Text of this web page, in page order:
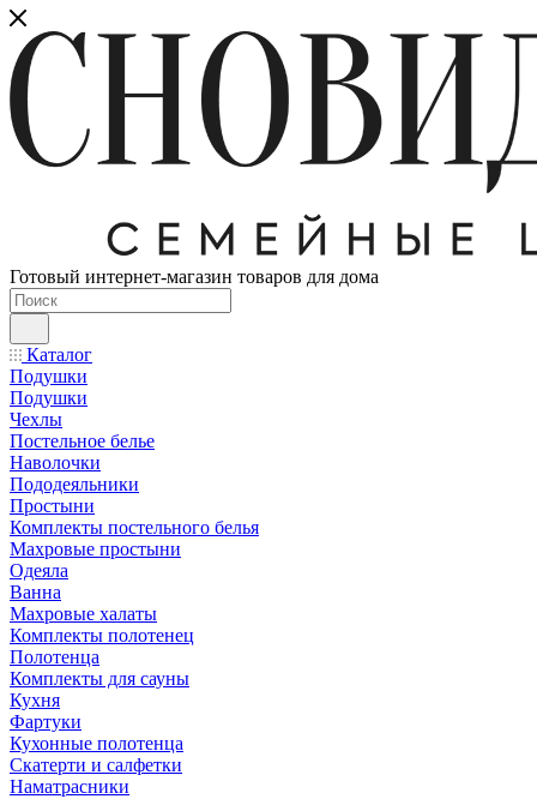
Готовый интернет-магазин товаров для дома
Каталог
Подушки
Подушки
Чехлы
Постельное белье
Наволочки
Пододеяльники
Простыни
Комплекты постельного белья
Махровые простыни
Одеяла
Ванна
Махровые халаты
Комплекты полотенец
Полотенца
Комплекты для сауны
Кухня
Фартуки
Кухонные полотенца
Скатерти и салфетки
Наматрасники